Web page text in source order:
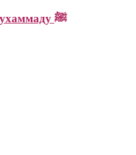
Первое откровение, ниспосланное Мухаммаду ﷺ